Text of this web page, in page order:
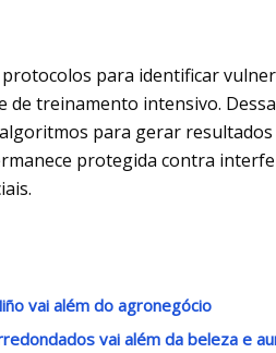
para identificar
de treinamento intensivo.
para gerar
protegida contra
vai além do agronegócio
vai além da beleza e